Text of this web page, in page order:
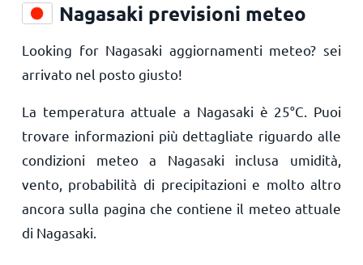
Nagasaki previsioni meteo
Looking for Nagasaki aggiornamenti meteo? sei
arrivato nel posto giusto!
La temperatura attuale a Nagasaki è 25°C . Puoi
trovare informazioni più dettagliate riguardo alle
condizioni meteo a Nagasaki inclusa umidità,
vento, probabilità di precipitazioni e molto altro
ancora sulla pagina che contiene il meteo attuale
di Nagasaki.